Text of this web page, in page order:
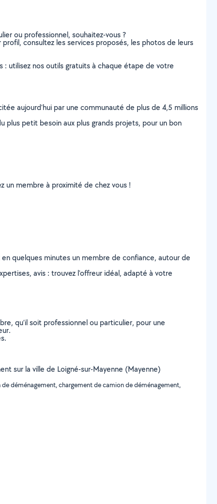
ou professionnel, souhaitez-vous ?
consultez les services proposés, les photos de leurs
: utilisez nos outils gratuits à chaque étape de votre
aujourd’hui par une communauté de plus de 4,5 millions
plus petit besoin aux plus grands projets, pour un bon
un membre à proximité de chez vous !
quelques minutes un membre de confiance, autour de
avis : trouvez l'offreur idéal, adapté à votre
qu’il soit professionnel ou particulier, pour une
sur la ville de Loigné-sur-Mayenne (Mayenne)
déménagement, chargement de camion de déménagement,